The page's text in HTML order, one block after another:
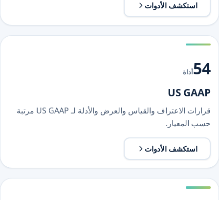
استكشف الأدوات
54أداة
US GAAP
قرارات الاعتراف والقياس والعرض والأدلة لـ US GAAP مرتبة
حسب المعيار.
استكشف الأدوات